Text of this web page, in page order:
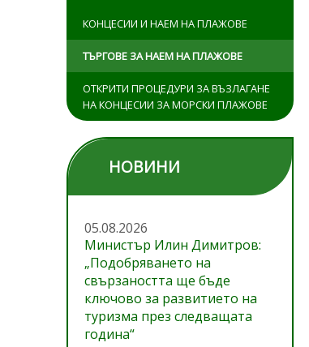
КОНЦЕСИИ И НАЕМ НА ПЛАЖОВЕ
ТЪРГОВЕ ЗА НАЕМ НА ПЛАЖОВЕ
ОТКРИТИ ПРОЦЕДУРИ ЗА ВЪЗЛАГАНЕ
НА КОНЦЕСИИ ЗА МОРСКИ ПЛАЖОВЕ
НОВИНИ
05.08.2026
Министър Илин Димитров:
„Подобряването на
свързаността ще бъде
ключово за развитието на
туризма през следващата
година“